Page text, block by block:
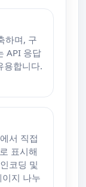
하며, 구
API 응답
용합니다.
서 직접
표시해
코딩 및
지 나누